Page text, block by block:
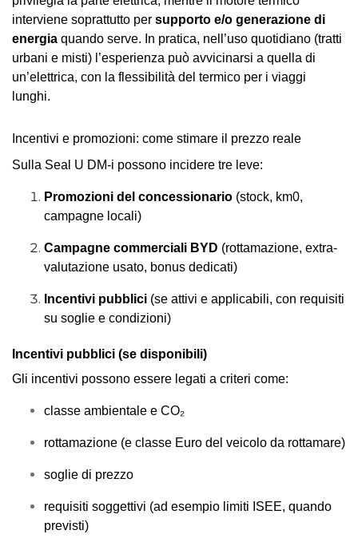
interviene soprattutto per supporto e/o generazione di
energia quando serve. In pratica, nell’uso quotidiano (tratti
urbani e misti) l’esperienza può avvicinarsi a quella di
un’elettrica, con la flessibilità del termico per i viaggi
lunghi.
Incentivi e promozioni: come stimare il prezzo reale
Sulla Seal U DM-i possono incidere tre leve:
Promozioni del concessionario (stock, km0,
campagne locali)
Campagne commerciali BYD (rottamazione, extra-
valutazione usato, bonus dedicati)
Incentivi pubblici (se attivi e applicabili, con requisiti
su soglie e condizioni)
Incentivi pubblici (se disponibili)
Gli incentivi possono essere legati a criteri come:
classe ambientale e CO₂
rottamazione (e classe Euro del veicolo da rottamare)
soglie di prezzo
requisiti soggettivi (ad esempio limiti ISEE, quando
previsti)